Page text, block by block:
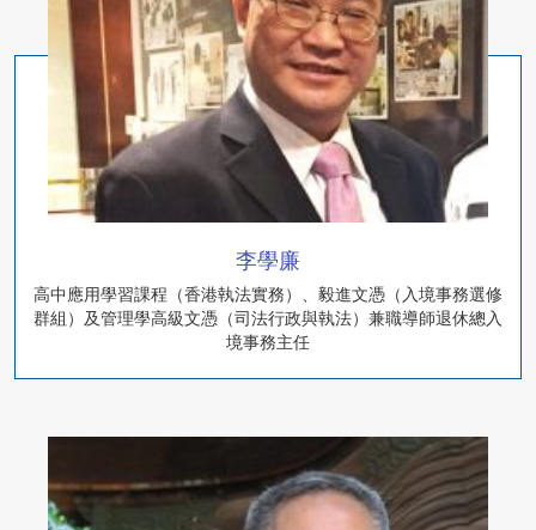
李學廉
高中應用學習課程（香港執法實務）、毅進文憑（入境事務選修
群組）及管理學高級文憑（司法行政與執法）兼職導師退休總入
境事務主任